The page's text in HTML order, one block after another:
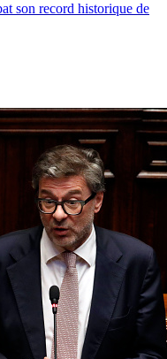
son record historique de